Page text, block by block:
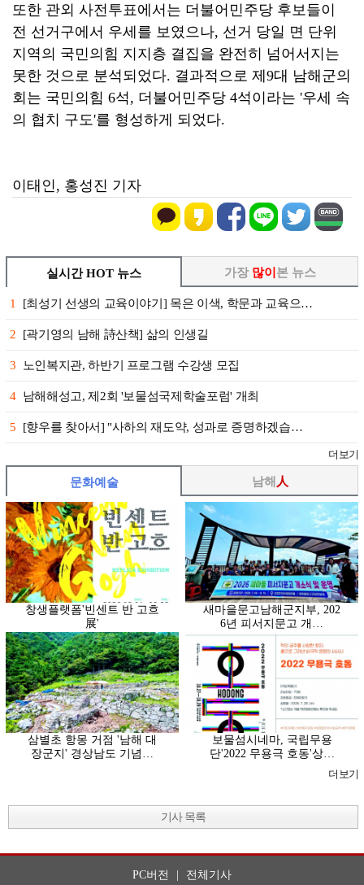
또한 관외 사전투표에서는 더불어민주당 후보들이
전 선거구에서 우세를 보였으나, 선거 당일 면 단위
지역의 국민의힘 지지층 결집을 완전히 넘어서지는
못한 것으로 분석되었다. 결과적으로 제9대 남해군의
회는 국민의힘 6석, 더불어민주당 4석이라는 '우세 속
의 협치 구도'를 형성하게 되었다.
이태인, 홍성진 기자
실시간 HOT 뉴스
1 [최성기 선생의 교육이야기] 목은 이색, 학문과 교육으…
2 [곽기영의 남해 詩산책] 삶의 인생길
3 노인복지관, 하반기 프로그램 수강생 모집
4 남해해성고, 제2회 '보물섬국제학술포럼' 개최
5 [향우를 찾아서] "사하의 재도약, 성과로 증명하겠습…
더보기
가장 많이 본 뉴스
문화예술
창생플랫폼'빈센트 반 고흐
展'
새마을문고남해군지부, 202
6년 피서지문고 개…
삼별초 항몽 거점 '남해 대
장군지' 경상남도 기념…
보물섬시네마, 국립무용
단'2022 무용극 호동'상…
더보기
남해 人
기사 목록
PC버전 | 전체기사